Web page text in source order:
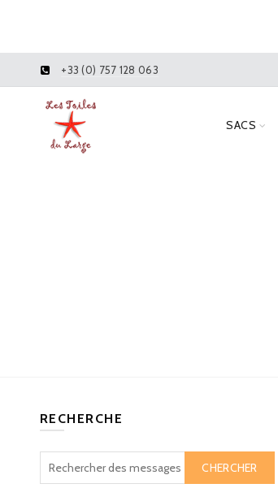
+33 (0) 757 128 063
SACS
RECHERCHE
CHERCHER